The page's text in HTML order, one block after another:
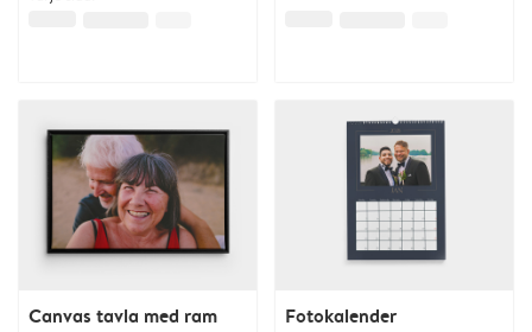
Canvas tavla med ram Fotokalender